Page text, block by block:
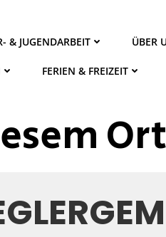
& JUGENDARBEIT ÜBER
FERIEN & FREIZEIT
Ort